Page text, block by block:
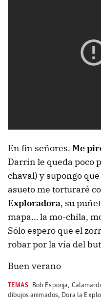
En fin señores. Me
Darrin le queda poco
chaval) y supongo
asueto me torturaré
Exploradora, su
mapa… la mo-chila,
Sólo espero que el
robar por la vía del
Buen verano
TEMAS Bob Esponja,
dibujos animados, Dora la